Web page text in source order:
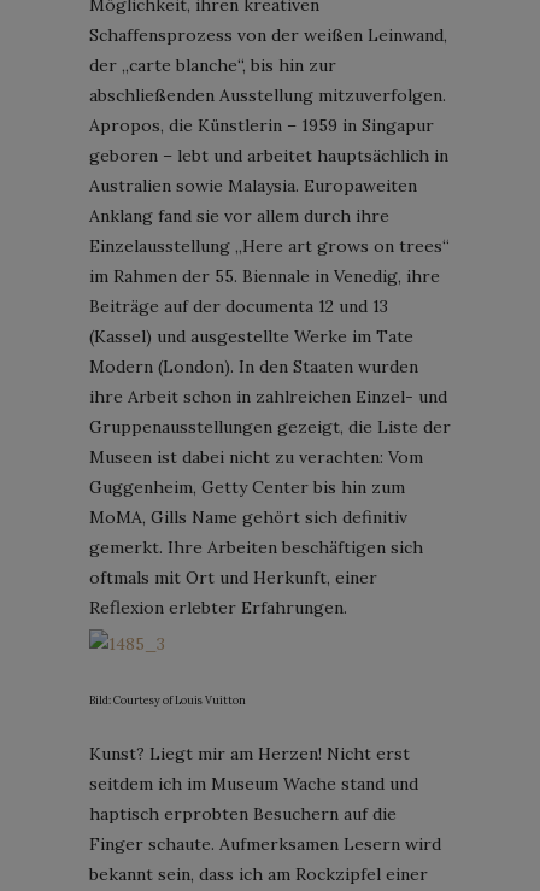
Schaffensprozess von der weißen Leinwand,
der „carte blanche“, bis hin zur
abschließenden Ausstellung mitzuverfolgen.
Apropos, die Künstlerin – 1959 in Singapur
geboren – lebt und arbeitet hauptsächlich in
Australien sowie Malaysia. Europaweiten
Anklang fand sie vor allem durch ihre
Einzelausstellung „Here art grows on trees“
im Rahmen der 55. Biennale in Venedig, ihre
Beiträge auf der documenta 12 und 13
(Kassel) und ausgestellte Werke im Tate
Modern (London). In den Staaten wurden
ihre Arbeit schon in zahlreichen Einzel- und
Gruppenausstellungen gezeigt, die Liste der
Museen ist dabei nicht zu verachten: Vom
Guggenheim, Getty Center bis hin zum
MoMA, Gills Name gehört sich definitiv
gemerkt. Ihre Arbeiten beschäftigen sich
oftmals mit Ort und Herkunft, einer
Reflexion erlebter Erfahrungen.
Bild: Courtesy of Louis Vuitton
Kunst? Liegt mir am Herzen! Nicht erst
seitdem ich im Museum Wache stand und
haptisch erprobten Besuchern auf die
Finger schaute. Aufmerksamen Lesern wird
bekannt sein, dass ich am Rockzipfel einer